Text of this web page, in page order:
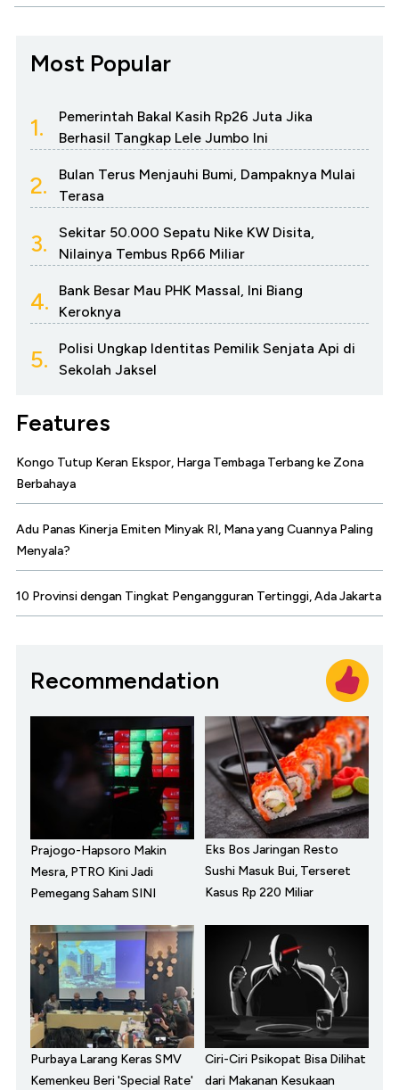
Most Popular
1.
Pemerintah Bakal Kasih Rp26 Juta Jika
Berhasil Tangkap Lele Jumbo Ini
2.
Bulan Terus Menjauhi Bumi, Dampaknya Mulai
Terasa
3.
Sekitar 50.000 Sepatu Nike KW Disita,
Nilainya Tembus Rp66 Miliar
4.
Bank Besar Mau PHK Massal, Ini Biang
Keroknya
5.
Polisi Ungkap Identitas Pemilik Senjata Api di
Sekolah Jaksel
Features
Kongo Tutup Keran Ekspor, Harga Tembaga Terbang ke Zona
Berbahaya
Adu Panas Kinerja Emiten Minyak RI, Mana yang Cuannya Paling
Menyala?
10 Provinsi dengan Tingkat Pengangguran Tertinggi, Ada Jakarta
Recommendation
Prajogo-Hapsoro Makin
Mesra, PTRO Kini Jadi
Pemegang Saham SINI
Eks Bos Jaringan Resto
Sushi Masuk Bui, Terseret
Kasus Rp 220 Miliar
Purbaya Larang Keras SMV
Kemenkeu Beri 'Special Rate'
Ciri-Ciri Psikopat Bisa Dilihat
dari Makanan Kesukaan